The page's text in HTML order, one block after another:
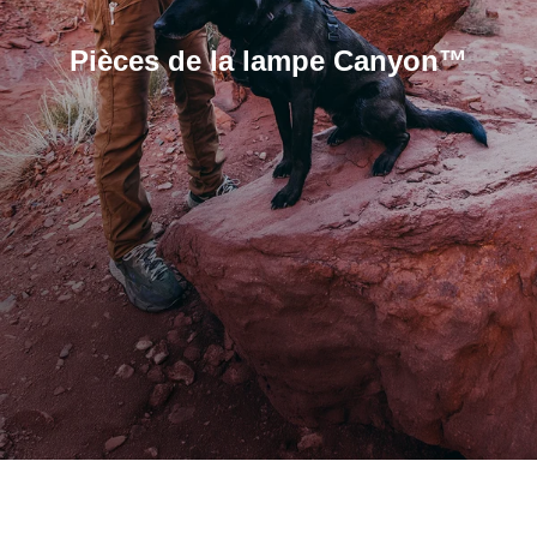
Pièces de la lampe Canyon™